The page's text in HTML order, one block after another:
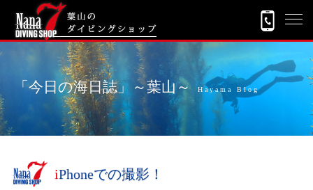
「今日の海日誌」～葉山～ Hayama Blog
iPhoneでの撮影！